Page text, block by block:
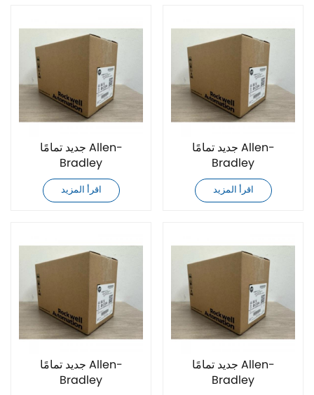
جديد تمامًا Allen-
Bradley
20G11RD3P4AA0NNNNN
محرك تيار متردد
اقرأ المزيد
جديد تمامًا Allen-
Bradley
20G11RD8P0AA0NNNNN
محرك تيار متردد
اقرأ المزيد
جديد تمامًا Allen-
Bradley
جديد تمامًا Allen-
Bradley